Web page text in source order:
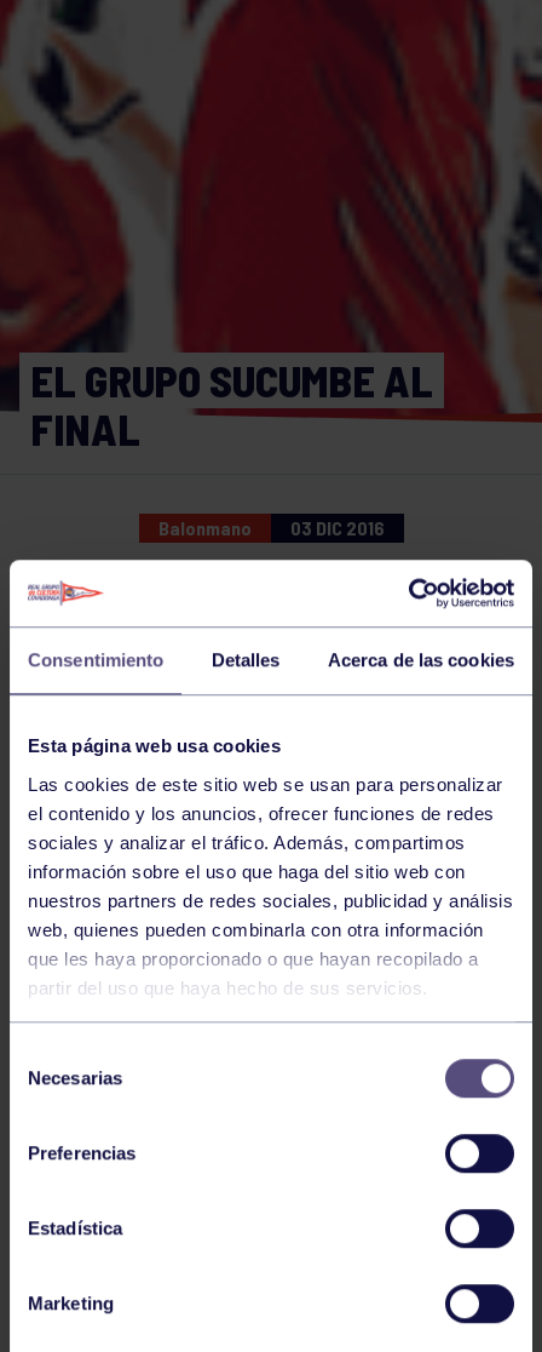
Consentimiento Detalles Acerca de las cookies
Esta página web usa cookies
Las cookies de este sitio web se usan para personalizar
el contenido y los anuncios, ofrecer funciones de redes
sociales y analizar el tráfico. Además, compartimos
información sobre el uso que haga del sitio web con
nuestros partners de redes sociales, publicidad y análisis
web, quienes pueden combinarla con otra información
que les haya proporcionado o que hayan recopilado a
partir del uso que haya hecho de sus servicios.
Necesarias
Preferencias
Estadística
Marketing
EL GRUPO SUCUMBE AL
FINAL
Balonmano 03 DIC 2016
NOTICIAS RELACIONADAS
Balonmano 25 May 2026
LEO CARDELI, CONVOCADO CON
ESPAÑA
FINAL A4 JUVENIL